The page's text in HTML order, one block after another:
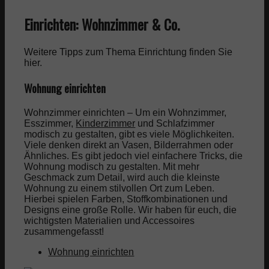
Einrichten: Wohnzimmer & Co.
Weitere Tipps zum Thema Einrichtung finden Sie
hier.
Wohnung einrichten
Wohnzimmer einrichten – Um ein Wohnzimmer,
Esszimmer, Kinderzimmer und Schlafzimmer
modisch zu gestalten, gibt es viele Möglichkeiten.
Viele denken direkt an Vasen, Bilderrahmen oder
Ähnliches. Es gibt jedoch viel einfachere Tricks, die
Wohnung modisch zu gestalten. Mit mehr
Geschmack zum Detail, wird auch die kleinste
Wohnung zu einem stilvollen Ort zum Leben.
Hierbei spielen Farben, Stoffkombinationen und
Designs eine große Rolle. Wir haben für euch, die
wichtigsten Materialien und Accessoires
zusammengefasst!
Wohnung einrichten